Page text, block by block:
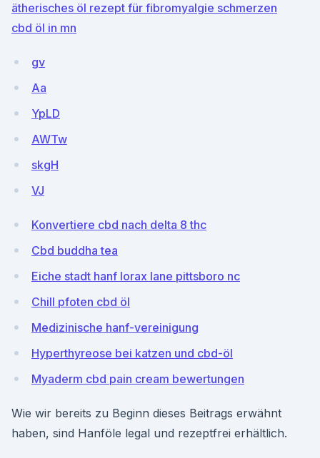
ätherisches öl rezept für fibromyalgie schmerzen
cbd öl in mn
gv
Aa
YpLD
AWTw
skgH
VJ
Konvertiere cbd nach delta 8 thc
Cbd buddha tea
Eiche stadt hanf lorax lane pittsboro nc
Chill pfoten cbd öl
Medizinische hanf-vereinigung
Hyperthyreose bei katzen und cbd-öl
Myaderm cbd pain cream bewertungen
Wie wir bereits zu Beginn dieses Beitrags erwähnt
haben, sind Hanföle legal und rezeptfrei erhältlich.